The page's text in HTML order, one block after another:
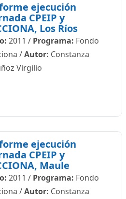
ejecución
CPEIP y
Los Ríos
2011 / Programa: Fondo
/Autor: Constanza
Virgilio
ejecución
CPEIP y
Maule
2011 / Programa: Fondo
/Autor: Constanza